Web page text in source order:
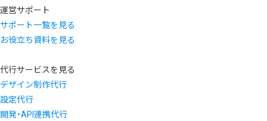
運営サポート
サポート一覧を見る
お役立ち資料を見る
代行サービスを見る
デザイン制作代行
設定代行
開発・API連携代行